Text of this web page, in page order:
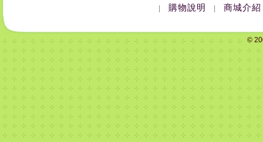
購物說明 商城介紹
©